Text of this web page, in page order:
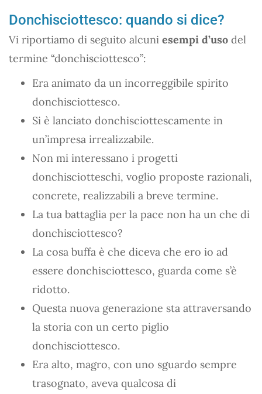
Donchisciottesco: quando si dice?
Vi riportiamo di seguito alcuni esempi d’uso del
termine “donchisciottesco”:
Era animato da un incorreggibile spirito
donchisciottesco.
Si è lanciato donchisciottescamente in
un’impresa irrealizzabile.
Non mi interessano i progetti
donchisciotteschi, voglio proposte razionali,
concrete, realizzabili a breve termine.
La tua battaglia per la pace non ha un che di
donchisciottesco?
La cosa buffa è che diceva che ero io ad
essere donchisciottesco, guarda come s’è
ridotto.
Questa nuova generazione sta attraversando
la storia con un certo piglio
donchisciottesco.
Era alto, magro, con uno sguardo sempre
trasognato, aveva qualcosa di